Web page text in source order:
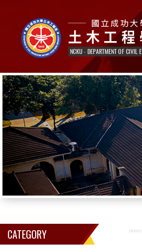
CATEGORY